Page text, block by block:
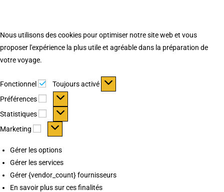
Nous utilisons des cookies pour optimiser notre site web et vous
proposer l'expérience la plus utile et agréable dans la préparation de
votre voyage.
Fonctionnel Fonctionnel
Toujours activé
Préférences
Préférences
Statistiques Statistiques
Marketing Marketing
Gérer les options
Gérer les services
Gérer {vendor_count} fournisseurs
En savoir plus sur ces finalités